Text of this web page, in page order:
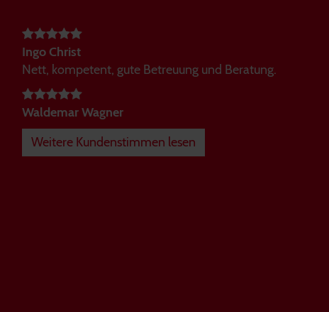
Ingo Christ
Nett, kompetent, gute Betreuung und Beratung.
Waldemar Wagner
Weitere Kundenstimmen lesen